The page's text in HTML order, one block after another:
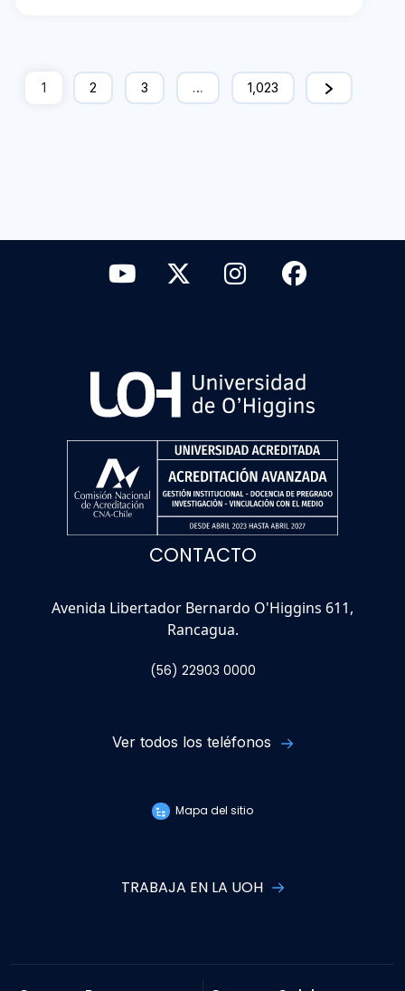
1 2 3 … 1,023
CONTACTO
Avenida Libertador Bernardo O'Higgins 611,
Rancagua.
(56) 22903 0000
Ver todos los teléfonos
Mapa del sitio
TRABAJA EN LA UOH